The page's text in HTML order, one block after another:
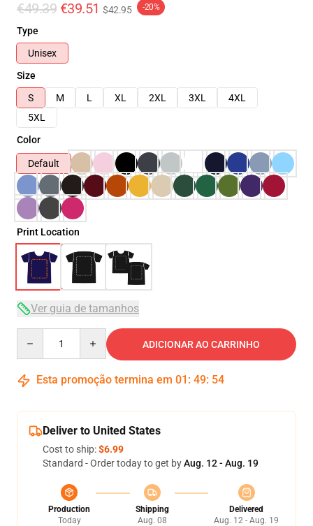
€49.39 €39.51 $42.95 -20%
Type
Unisex
Size
S
M L XL 2XL 3XL
4XL
5XL
Color
Default
Print Location
Ver guia de tamanhos
ADICIONAR AO CARRINHO
Esta promoção termina em 01 : 49: 53
Deliver to United States
Cost to ship:$6.99
Standard - Order today to get byAug. 12 - Aug. 19
Production
Today
Shipping
Aug. 08
Delivered
Aug. 12 - Aug. 19